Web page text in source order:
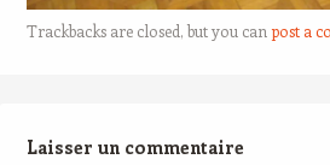
Trackbacks are closed, but you canpost a
Laisser un commentaire